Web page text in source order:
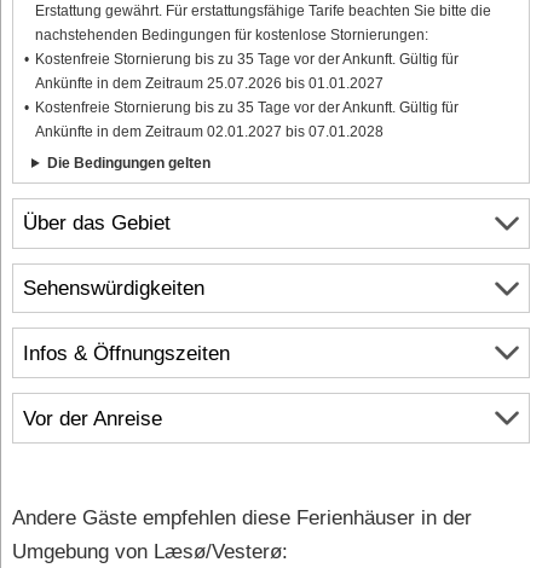
Über das Gebiet
Infos & Öffnungszeiten
Vor der Anreise
Erstattung gewährt. Für erstattungsfähige Tarife beachten Sie bitte die
nachstehenden Bedingungen für kostenlose Stornierungen:
Kostenfreie Stornierung bis zu 35 Tage vor der Ankunft. Gültig für
Ankünfte in dem Zeitraum 25.07.2026 bis 01.01.2027
Kostenfreie Stornierung bis zu 35 Tage vor der Ankunft. Gültig für
Ankünfte in dem Zeitraum 02.01.2027 bis 07.01.2028
Die Bedingungen gelten
Sehenswürdigkeiten
Andere Gäste empfehlen diese Ferienhäuser in der
Umgebung von Læsø/Vesterø: